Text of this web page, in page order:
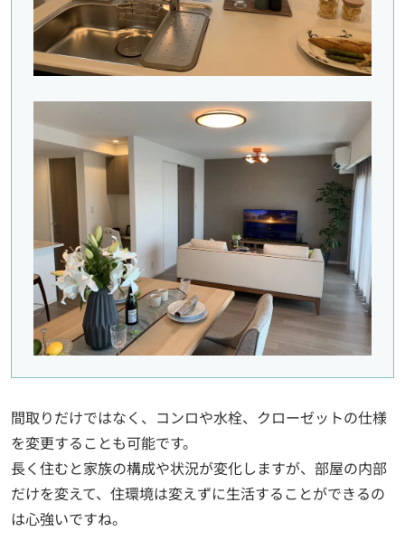
間取りだけではなく、コンロや水栓、クローゼットの仕様
を変更することも可能です。
長く住むと家族の構成や状況が変化しますが、部屋の内部
だけを変えて、住環境は変えずに生活することができるの
は心強いですね。